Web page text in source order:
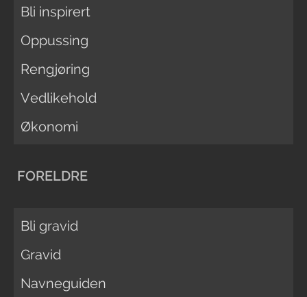
Bli inspirert
Oppussing
Rengjøring
Vedlikehold
Økonomi
FORELDRE
Bli gravid
Gravid
Navneguiden